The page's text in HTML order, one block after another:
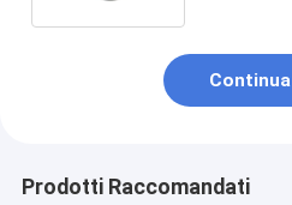
Continua
Prodotti Raccomandati